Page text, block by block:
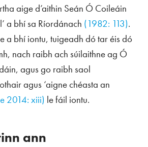
aige d’aithin Seán Ó Coileáin
a bhí sa Ríordánach (1982: 113).
a bhí iontu, tuigeadh dó tar éis dó
nach raibh ach súilaithne ag Ó
agus go raibh saol
agus ‘aigne chéasta an
2014: xiii) le fáil iontu.
ann